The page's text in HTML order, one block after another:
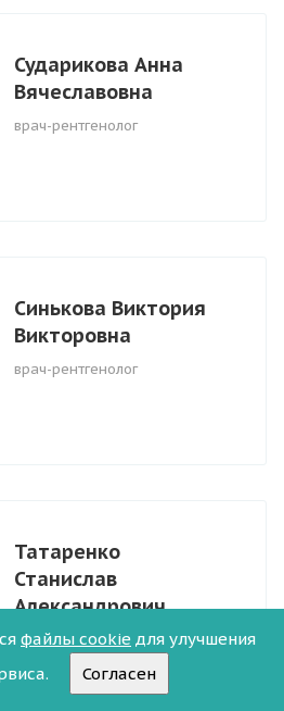
Сударикова Анна
Вячеславовна
врач-рентгенолог
Синькова Виктория
Викторовна
врач-рентгенолог
Татаренко
Станислав
Александрович
врач-рентгенолог
файлы cookie для улучшения
Согласен